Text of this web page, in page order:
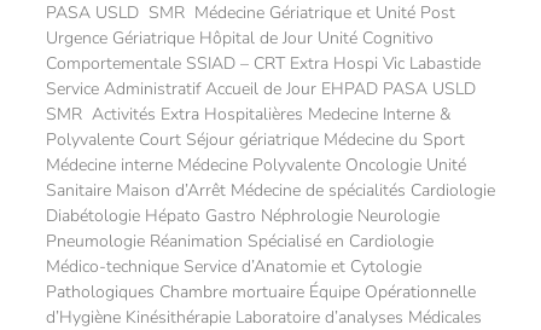
PASA USLD SMR Médecine Gériatrique et Unité Post
Urgence Gériatrique Hôpital de Jour Unité Cognitivo
Comportementale SSIAD – CRT Extra Hospi Vic Labastide
Service Administratif Accueil de Jour EHPAD PASA USLD
SMR Activités Extra Hospitalières Medecine Interne &
Polyvalente Court Séjour gériatrique Médecine du Sport
Médecine interne Médecine Polyvalente Oncologie Unité
Sanitaire Maison d’Arrêt Médecine de spécialités Cardiologie
Diabétologie Hépato Gastro Néphrologie Neurologie
Pneumologie Réanimation Spécialisé en Cardiologie
Médico-technique Service d’Anatomie et Cytologie
Pathologiques Chambre mortuaire Équipe Opérationnelle
d’Hygiène Kinésithérapie Laboratoire d’analyses Médicales